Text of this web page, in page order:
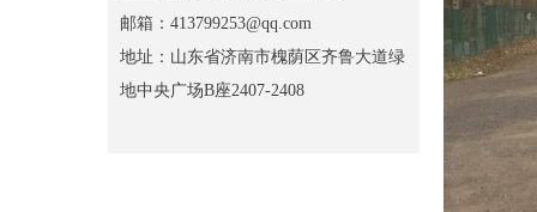
邮箱：413799253@qq.com
地址：山东省济南市槐荫区齐鲁大道绿
地中央广场B座2407-2408